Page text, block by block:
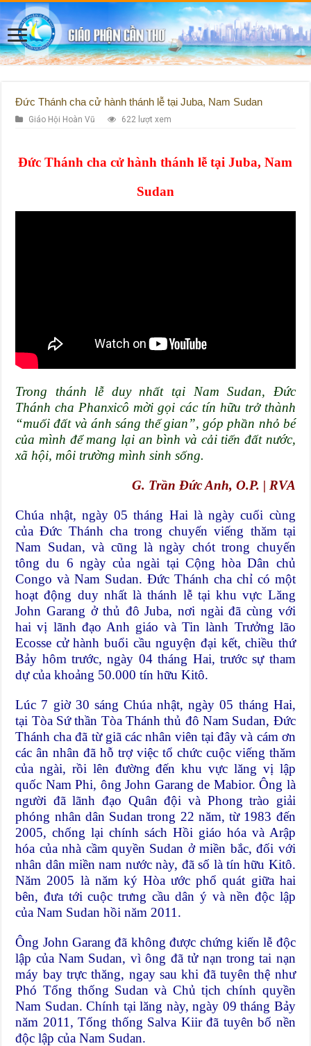
Đức Thánh cha cử hành thánh lễ tại Juba, Nam Sudan
Giáo Hội Hoàn Vũ 622 lượt xem
Đức Thánh cha cử hành thánh lễ tại Juba, Nam
Sudan
Trong thánh lễ duy nhất tại Nam Sudan, Đức
Thánh cha Phanxicô mời gọi các tín hữu trở thành
“muối đất và ánh sáng thế gian”, góp phần nhỏ bé
của mình để mang lại an bình và cải tiến đất nước,
xã hội, môi trường mình sinh sống.
G. Trần Đức Anh, O.P. | RVA
Chúa nhật, ngày 05 tháng Hai là ngày cuối cùng
của Đức Thánh cha trong chuyến viếng thăm tại
Nam Sudan, và cũng là ngày chót trong chuyến
tông du 6 ngày của ngài tại Cộng hòa Dân chủ
Congo và Nam Sudan. Đức Thánh cha chỉ có một
hoạt động duy nhất là thánh lễ tại khu vực Lăng
John Garang ở thủ đô Juba, nơi ngài đã cùng với
hai vị lãnh đạo Anh giáo và Tin lành Trưởng lão
Ecosse cử hành buổi cầu nguyện đại kết, chiều thứ
Bảy hôm trước, ngày 04 tháng Hai, trước sự tham
dự của khoảng 50.000 tín hữu Kitô.
Lúc 7 giờ 30 sáng Chúa nhật, ngày 05 tháng Hai,
tại Tòa Sứ thần Tòa Thánh thủ đô Nam Sudan, Đức
Thánh cha đã từ giã các nhân viên tại đây và cám ơn
các ân nhân đã hỗ trợ việc tổ chức cuộc viếng thăm
của ngài, rồi lên đường đến khu vực lăng vị lập
quốc Nam Phi, ông John Garang de Mabior. Ông là
người đã lãnh đạo Quân đội và Phong trào giải
phóng nhân dân Sudan trong 22 năm, từ 1983 đến
2005, chống lại chính sách Hồi giáo hóa và Arập
hóa của nhà cầm quyền Sudan ở miền bắc, đối với
nhân dân miền nam nước này, đã số là tín hữu Kitô.
Năm 2005 là năm ký Hòa ước phổ quát giữa hai
bên, đưa tới cuộc trưng cầu dân ý và nền độc lập
của Nam Sudan hồi năm 2011.
Ông John Garang đã không được chứng kiến lễ độc
lập của Nam Sudan, vì ông đã tử nạn trong tai nạn
máy bay trực thăng, ngay sau khi đã tuyên thệ như
Phó Tổng thống Sudan và Chủ tịch chính quyền
Nam Sudan. Chính tại lăng này, ngày 09 tháng Bảy
năm 2011, Tổng thống Salva Kiir đã tuyên bố nền
độc lập của Nam Sudan.